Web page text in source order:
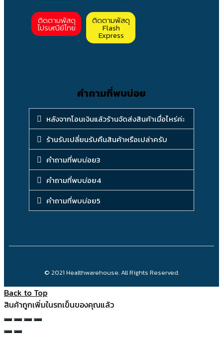
ติดตามพัสดุ
ไปรษณีย์ไทย
ติดตามพัสดุ
Flash
Express
คำถามที่พบบ่อย
หลังจากโอนเงินแล้วร้านจัดส่งสินค้าเมื่อไหร่ค่ะ
ร้านรับเปลี่ยนรับคืนสินค้าหรือเปล่าครับ
คำถามที่พบบ่อย3
คำถามที่พบบ่อย4
คำถามที่พบบ่อย5
© 2021 Healthwarehouse. All Rights Reserved.
Back to Top
สินค้าถูกเพิ่มในรถเข็นของคุณแล้ว